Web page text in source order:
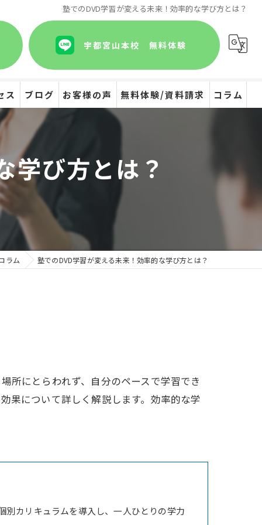
塾でのDVD学習が変える未来！効率的な学び方とは？
宇都宮山本校 無料体験
ス ブログ お客様の声 無料体験/資料請求 コラム
学び方とは？
ラム 塾でのDVD学習が変える未来！効率的な学び方とは？
所にとらわれず、自分のペースで学習でき
果について詳しく解説します。効率的な学
別カリキュラムを導入し、一人ひとりの学力